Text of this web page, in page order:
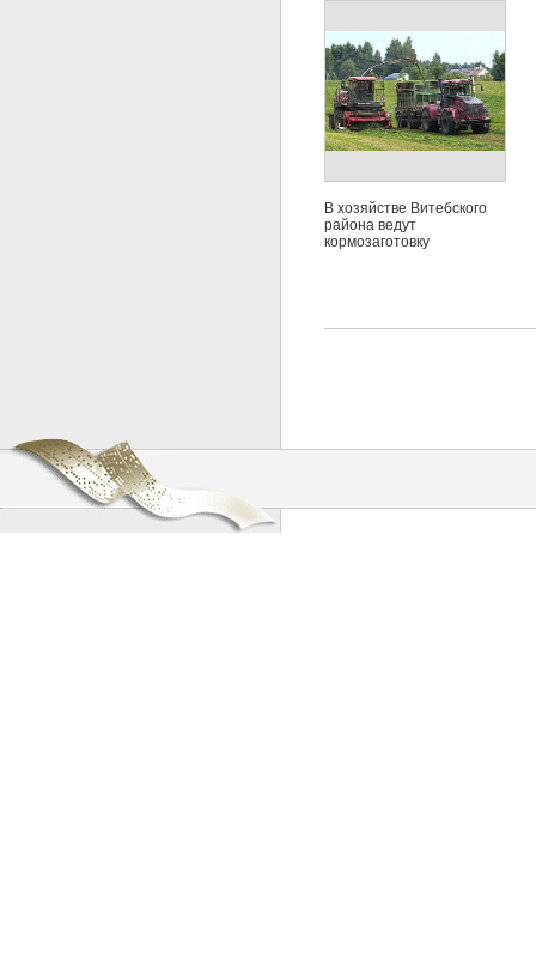
В хозяйстве Витебского
района ведут
кормозаготовку